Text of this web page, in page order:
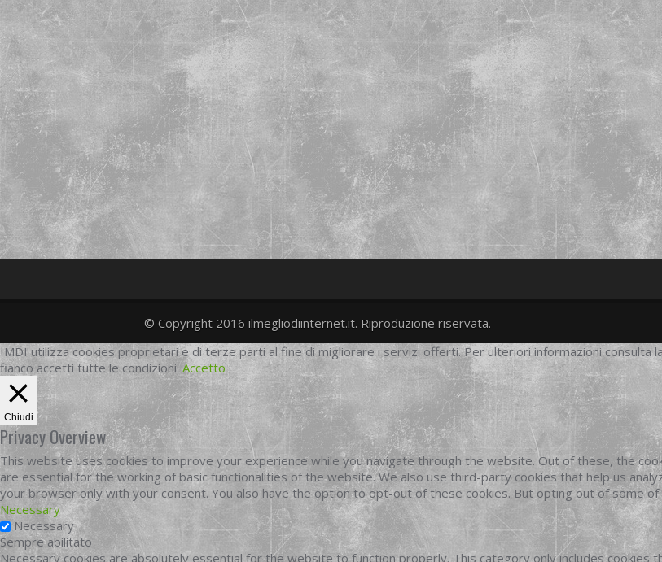
twittergoogleplus
facebook
© Copyright 2016 ilmegliodiinternet.it. Riproduzione riservata.
IMDI utilizza cookies proprietari e di terze parti al fine di migliorare i servizi offerti. Per ulteriori informazioni consulta
fianco accetti tutte le condizioni. Accetto
Chiudi
Privacy Overview
This website uses cookies to improve your experience while you navigate through the website. Out of these, the
are essential for the working of basic functionalities of the website. We also use third-party cookies that help us
your browser only with your consent. You also have the option to opt-out of these cookies. But opting out of some
Necessary
Necessary
Sempre abilitato
Necessary cookies are absolutely essential for the website to function properly. This category only includes